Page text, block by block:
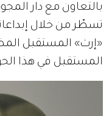
تسطّر من خلال
«إرث» المستقبل
المستقبل في هذا